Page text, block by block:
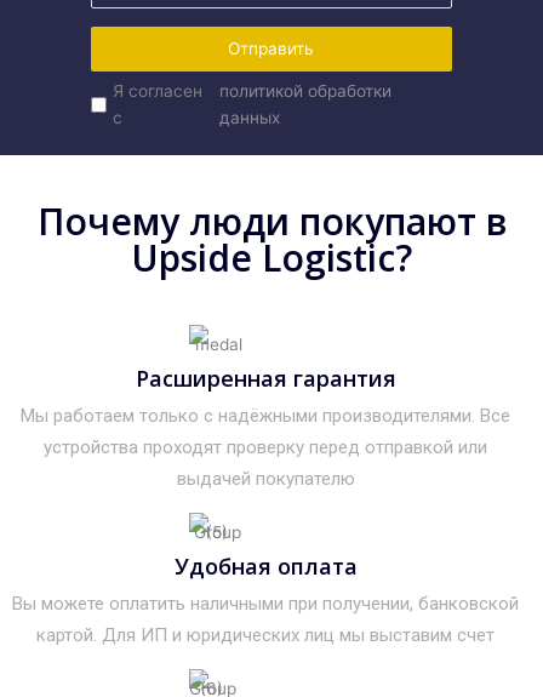
Отправить
Я согласен
с
политикой обработки
данных
Почему люди покупают в
Upside Logistic?
Расширенная гарантия
Мы работаем только с надёжными производителями. Все
устройства проходят проверку перед отправкой или
выдачей покупателю
Удобная оплата
Вы можете оплатить наличными при получении, банковской
картой. Для ИП и юридических лиц мы выставим счет